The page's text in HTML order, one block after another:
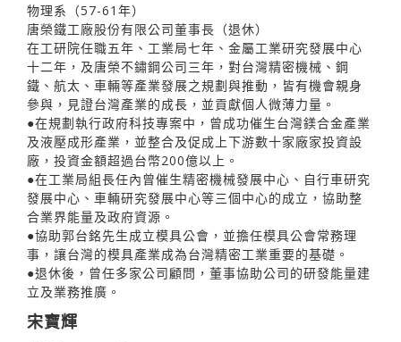
物理系（57-61年）
唐榮鐵工廠股份有限公司董事長（退休）
在工研院任職五年、工業局七年、金屬工業研究發展中心
十二年，及唐榮不鏽鋼公司三年，對台灣精密機械、鋼
鐵、航太、車輛等產業發展之規劃與推動，皆有機會親身
參與，見證台灣產業的成長，並貢獻個人微薄力量。
●在規劃執行政府科技專案中，曾成功催生台灣鎂合金產業
及液壓成形產業，並整合及促成上下游數十家廠家投資設
廠，投資金額超過台幣200億以上。
●在工業局組長任內曾催生精密機械發展中心、自行車研究
發展中心、車輛研究發展中心等三個中心的成立，協助整
合業界能量及政府資源。
●協助郭台銘先生成立模具公會，並擔任模具公會常務理
事，讓台灣的模具產業成為台灣精密工業重要的基礎。
●退休後，曾任多家公司顧問，董事協助公司的研發能量建
立及業務推廣。
宋寶輝